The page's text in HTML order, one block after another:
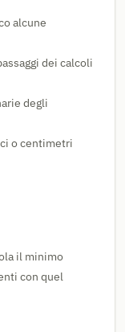
alcune
dei calcoli
degli
o centimetri
il minimo
con quel